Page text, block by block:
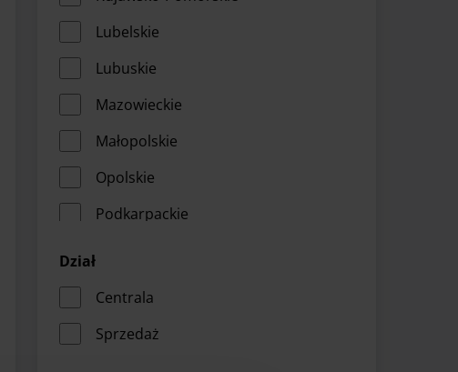
Lubelskie
Lubuskie
Mazowieckie
Małopolskie
Opolskie
Podkarpackie
Pomorskie
Warmińsko-Mazurskie
Dział
Centrala
Sprzedaż